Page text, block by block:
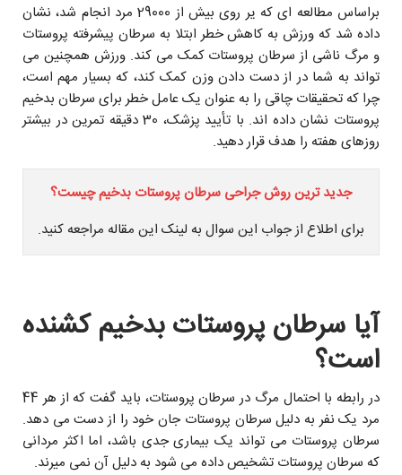
براساس مطالعه اى که یر روی بیش از 29000 مرد انجام شد، نشان
داده شد که ورزش به کاهش خطر ابتلا به سرطان پیشرفته پروستات
و مرگ ناشى از سرطان پروستات کمک می کند. ورزش همچنین می
تواند به شما در از دست دادن وزن کمک کند، که بسيار مهم است،
چرا که تحقیقات چاقی را به عنوان یک عامل خطر برای سرطان بدخیم
پروستات نشان داده اند. با تأیید پزشک، 30 دقیقه تمرین در بیشتر
روزهای هفته را هدف قرار دهید.
جدید ترین روش جراحی سرطان پروستات بدخیم چیست؟
برای اطلاع از جواب این سوال به لینک این مقاله مراجعه کنید.
آیا سرطان پروستات بدخیم کشنده
است؟
در رابطه با احتمال مرگ در سرطان پروستات، باید گفت که از هر 44
مرد یک نفر به دلیل سرطان پروستات جان خود را از دست می دهد.
سرطان پروستات می تواند یک بیماری جدی باشد، اما اکثر مردانی
که سرطان پروستات تشخیص داده می شود به دلیل آن نمی میرند.